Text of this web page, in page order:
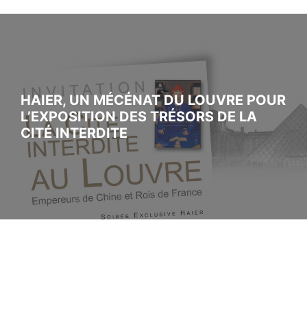
HAIER, UN MÉCÉNAT DU LOUVRE POUR
L’EXPOSITION DES TRÉSORS DE LA
CITÉ INTERDITE